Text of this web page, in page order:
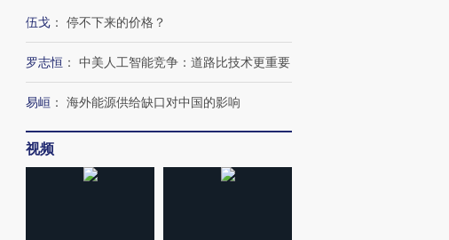
伍戈 ： 停不下来的价格？
罗志恒 ： 中美人工智能竞争：道路比技术更重要
易峘 ： 海外能源供给缺口对中国的影响
视频